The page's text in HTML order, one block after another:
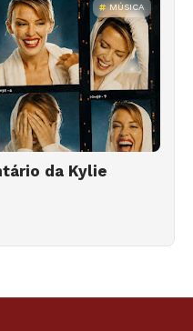
MÚSICA
da Kylie